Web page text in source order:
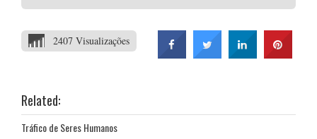
2407 Visualizações
Related:
Tráfico de Seres Humanos